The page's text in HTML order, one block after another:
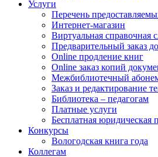
Услуги
Перечень
Интернет-магазин
Виртуальная справочная
Предварительный заказ
Online продление книг
Online заказ копий
Межбиблиотечный
Заказ и редактирование
Библиотека – педагогам
Платные услуги
Бесплатная юридическая
Конкурсы
Вологодская книга года
Коллегам